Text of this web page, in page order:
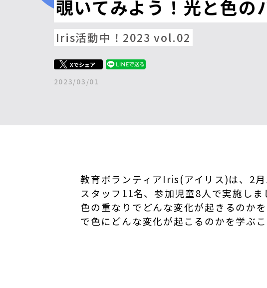
覗いてみよう！光と色の
Iris活動中！2023 vol.02
Xでシェア
2023/03/01
教育ボランティアIris(アイリス)は、2
スタッフ11名、参加児童8人で実施し
色の重なりでどんな変化が起きるのか
で色にどんな変化が起こるのかを学ぶ